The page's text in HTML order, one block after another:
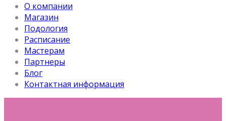
О компании
Магазин
Подология
Расписание
Мастерам
Партнеры
Блог
Контактная информация